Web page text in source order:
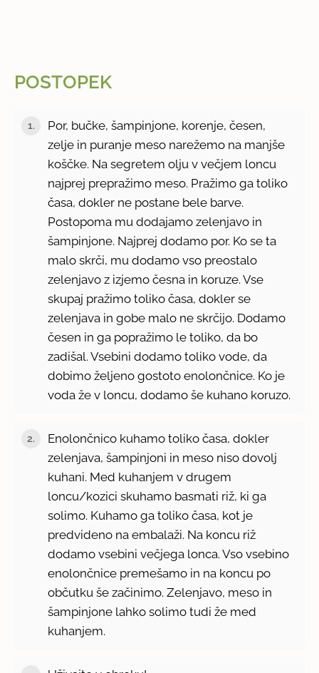
POSTOPEK
1.
Por, bučke, šampinjone, korenje, česen,
zelje in puranje meso narežemo na manjše
koščke. Na segretem olju v večjem loncu
najprej prepražimo meso. Pražimo ga toliko
časa, dokler ne postane bele barve.
Postopoma mu dodajamo zelenjavo in
šampinjone. Najprej dodamo por. Ko se ta
malo skrči, mu dodamo vso preostalo
zelenjavo z izjemo česna in koruze. Vse
skupaj pražimo toliko časa, dokler se
zelenjava in gobe malo ne skrčijo. Dodamo
česen in ga popražimo le toliko, da bo
zadišal. Vsebini dodamo toliko vode, da
dobimo željeno gostoto enolončnice. Ko je
voda že v loncu, dodamo še kuhano koruzo.
2.
Enolončnico kuhamo toliko časa, dokler
zelenjava, šampinjoni in meso niso dovolj
kuhani. Med kuhanjem v drugem
loncu/kozici skuhamo basmati riž, ki ga
solimo. Kuhamo ga toliko časa, kot je
predvideno na embalaži. Na koncu riž
dodamo vsebini večjega lonca. Vso vsebino
enolončnice premešamo in na koncu po
občutku še začinimo. Zelenjavo, meso in
šampinjone lahko solimo tudi že med
kuhanjem.